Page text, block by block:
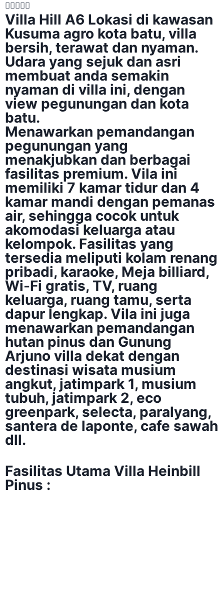

Villa Hill A6 Lokasi di kawasan
Kusuma agro kota batu, villa
bersih, terawat dan nyaman.
Udara yang sejuk dan asri
membuat anda semakin
nyaman di villa ini, dengan
view pegunungan dan kota
batu.
Menawarkan pemandangan
pegunungan yang
menakjubkan dan berbagai
fasilitas premium. Vila ini
memiliki 7 kamar tidur dan 4
kamar mandi dengan pemanas
air, sehingga cocok untuk
akomodasi keluarga atau
kelompok. Fasilitas yang
tersedia meliputi kolam renang
pribadi, karaoke, Meja billiard,
Wi-Fi gratis, TV, ruang
keluarga, ruang tamu, serta
dapur lengkap. Vila ini juga
menawarkan pemandangan
hutan pinus dan Gunung
Arjuno villa dekat dengan
destinasi wisata musium
angkut, jatimpark 1, musium
tubuh, jatimpark 2, eco
greenpark, selecta, paralyang,
santera de laponte, cafe sawah
dll.
Fasilitas Utama Villa Heinbill
Pinus :